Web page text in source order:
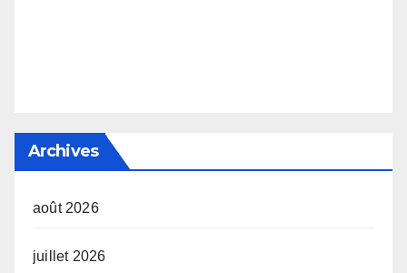
Archives
août 2026
juillet 2026